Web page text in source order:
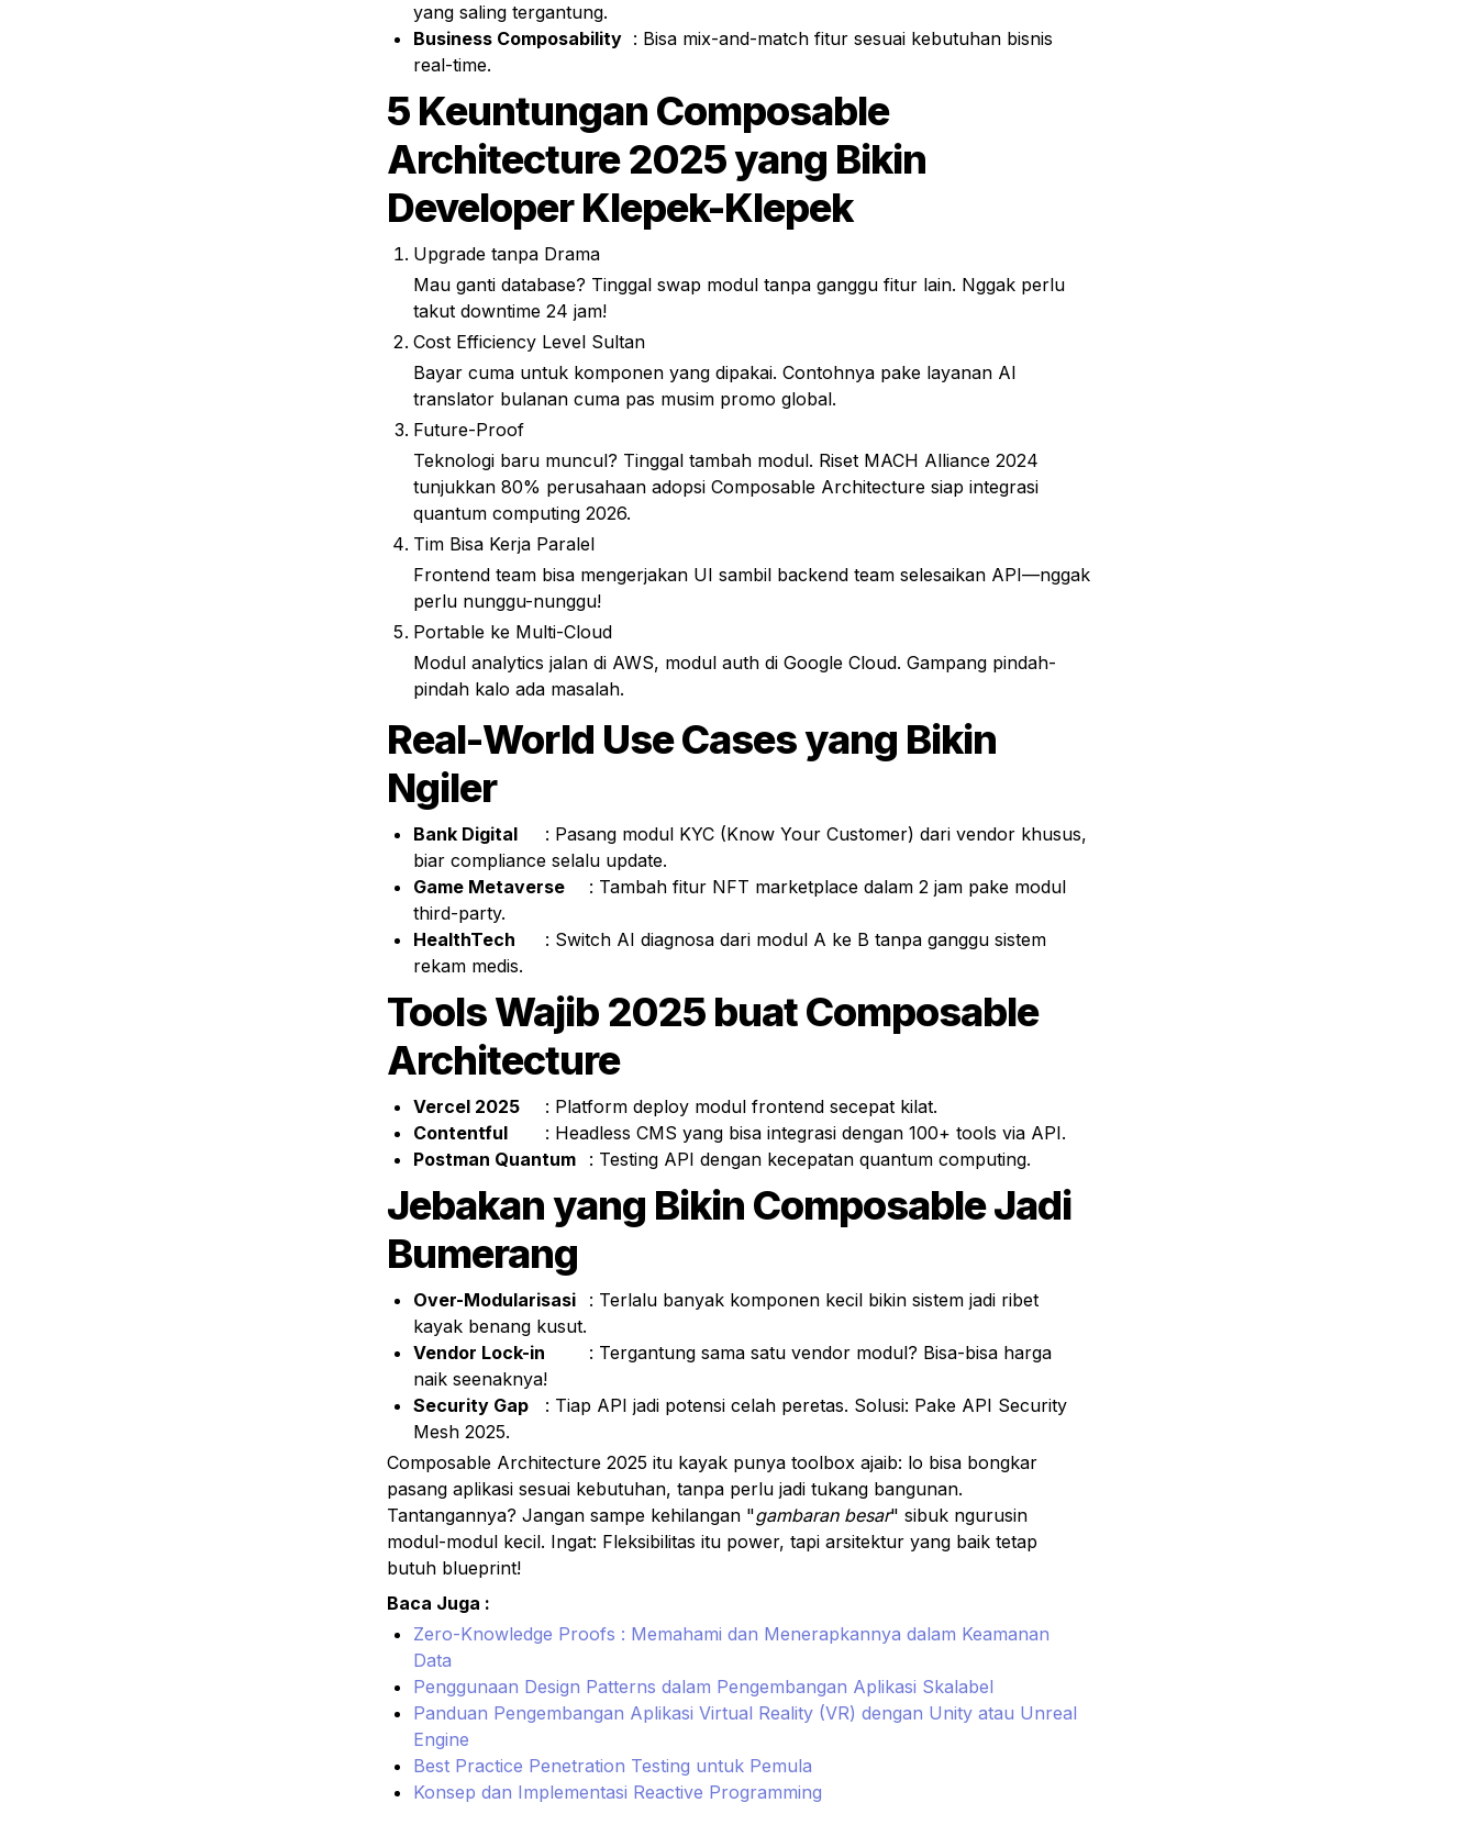
yang saling tergantung.
Business Composability
real-time.
5 Keuntungan Composable
Architecture 2025 yang Bikin
Developer Klepek-Klepek
Upgrade tanpa Drama
Mau ganti database? Tinggal swap modul tanpa ganggu fitur lain. Nggak perlu
takut downtime 24 jam!
Cost Efficiency Level Sultan
Bayar cuma untuk komponen yang dipakai. Contohnya pake layanan AI
translator bulanan cuma pas musim promo global.
Future-Proof
Teknologi baru muncul? Tinggal tambah modul. Riset MACH Alliance 2024
tunjukkan 80% perusahaan adopsi Composable Architecture siap integrasi
quantum computing 2026.
Tim Bisa Kerja Paralel
Frontend team bisa mengerjakan UI sambil backend team selesaikan API—nggak
perlu nunggu-nunggu!
Portable ke Multi-Cloud
Modul analytics jalan di AWS, modul auth di Google Cloud. Gampang pindah-
pindah kalo ada masalah.
Real-World Use Cases yang Bikin
Ngiler
Bank Digital
biar compliance selalu update.
Game Metaverse
third-party.
HealthTech
rekam medis.
Tools Wajib 2025 buat Composable
Architecture
Vercel 2025
	: Platform deploy modul frontend secepat kilat.
Contentful
	: Headless CMS yang bisa integrasi dengan 100+ tools via API.
Postman Quantum
	: Testing API dengan kecepatan quantum computing.
Jebakan yang Bikin Composable Jadi
Bumerang
Over-Modularisasi
kayak benang kusut.
Vendor Lock-in
naik seenaknya!
Security Gap
Mesh 2025.
Composable Architecture 2025 itu kayak punya toolbox ajaib: lo bisa bongkar
pasang aplikasi sesuai kebutuhan, tanpa perlu jadi tukang bangunan.
Tantangannya? Jangan sampe kehilangan "gambaran besar" sibuk ngurusin
modul-modul kecil. Ingat: Fleksibilitas itu power, tapi arsitektur yang baik tetap
butuh blueprint!
Baca Juga :
Zero-Knowledge Proofs : Memahami dan Menerapkannya dalam Keamanan
Data
Penggunaan Design Patterns dalam Pengembangan Aplikasi Skalabel
Panduan Pengembangan Aplikasi Virtual Reality (VR) dengan Unity atau Unreal
Engine
Best Practice Penetration Testing untuk Pemula
Konsep dan Implementasi Reactive Programming